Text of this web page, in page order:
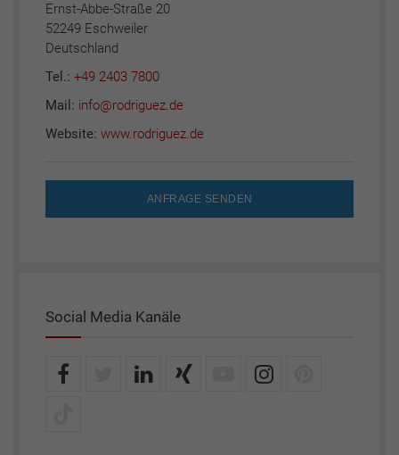
Ernst-Abbe-Straße 20
52249 Eschweiler
Deutschland
Tel.: +49 2403 7800
Mail: info@rodriguez.de
Website: www.rodriguez.de
ANFRAGE SENDEN
Social Media Kanäle